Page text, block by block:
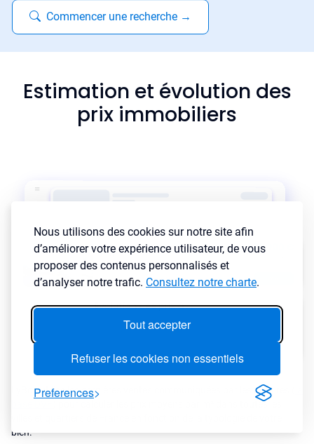
Nous utilisons des cookies sur notre site afin
d’améliorer votre expérience utilisateur, de vous
proposer des contenus personnalisés et
d’analyser notre trafic. Consultez notre charte.
Tout accepter
Refuser les cookies non essentiels
Preferences
Commencer une recherche →
Estimation et évolution des
prix immobiliers
LyBox utilise les dernières ventes communiquées par les notaires (
) pour calculer les prix moyens par m² dans toutes les
bien.